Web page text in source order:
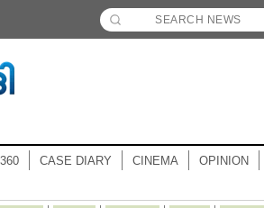
CASE DIARY CINEMA OPINION